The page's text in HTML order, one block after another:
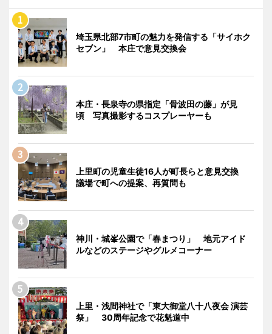
埼玉県北部7市町の魅力を発信する「サイホク
セブン」 本庄で意見交換会
本庄・長泉寺の県指定「骨波田の藤」が見
頃 写真撮影するコスプレーヤーも
上里町の児童生徒16人が町長らと意見交換
議場で町への提案、再質問も
神川・城峯公園で「春まつり」 地元アイド
ルなどのステージやグルメコーナー
上里・浅間神社で「東大御堂八十八夜会 演芸
祭」 30周年記念で花魁道中